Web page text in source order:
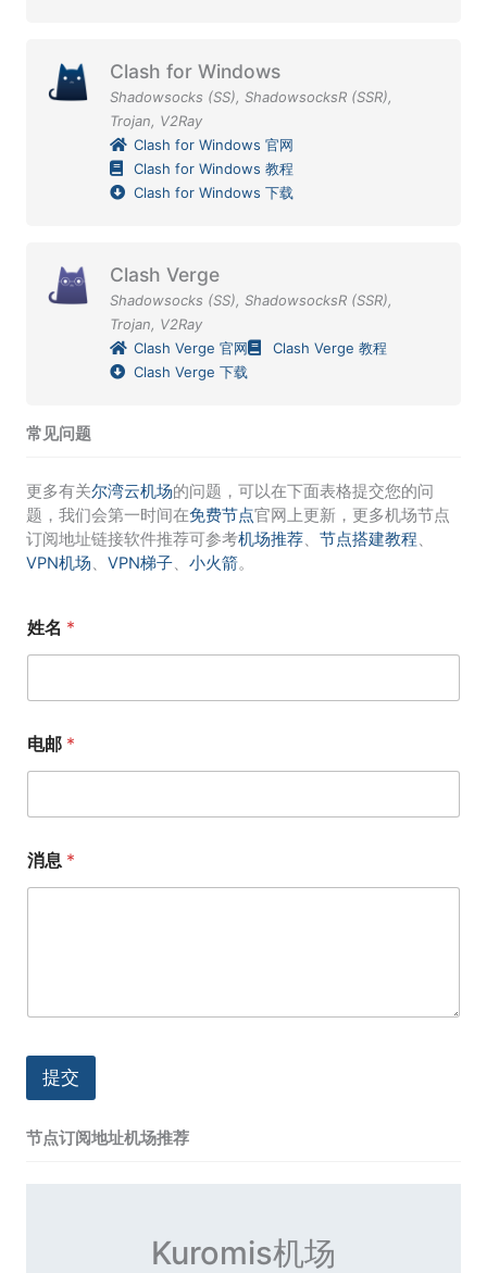
Clash for Windows
Shadowsocks (SS), ShadowsocksR (SSR),
Trojan, V2Ray
Clash for Windows 官网
Clash for Windows 教程
Clash for Windows 下载
Clash Verge
Shadowsocks (SS), ShadowsocksR (SSR),
Trojan, V2Ray
Clash Verge 官网
Clash Verge 教程
Clash Verge 下载
常见问题
更多有关尔湾云机场的问题，可以在下面表格提交您的问
题，我们会第一时间在免费节点官网上更新，更多机场节点
订阅地址链接软件推荐可参考机场推荐、 节点搭建教程
VPN机场
VPN梯子、 小火箭。
姓名 *
电邮 *
消息 *
提交
节点订阅地址机场推荐
Kuromis机场